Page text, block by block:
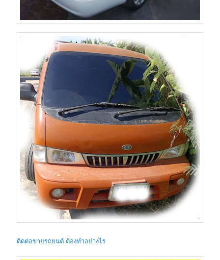
ติดต่อขายรถยนต์ ต้องทำอย่างไร